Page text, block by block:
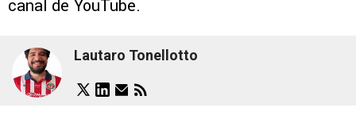
canal de YouTube.
Lautaro Tonellotto